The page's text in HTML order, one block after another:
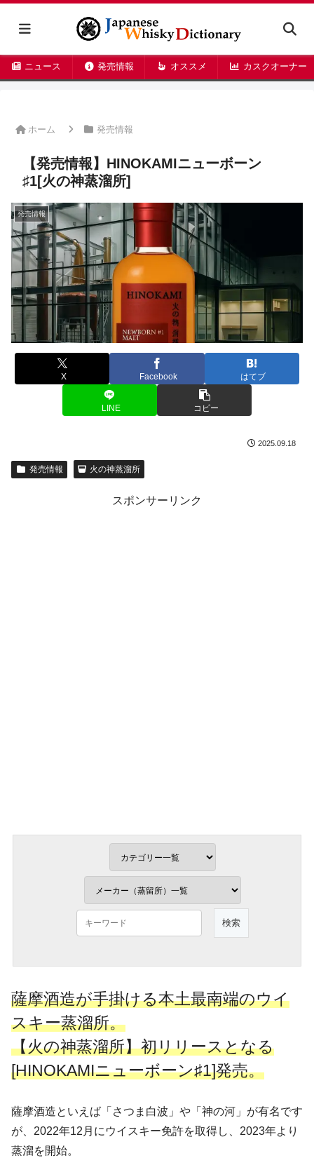
ニュース 発売情報 オススメ カスクオーナー
ホーム 発売情報
【発売情報】HINOKAMIニューボーン
♯1[火の神蒸溜所]
発売情報
X Facebook はてブ
LINE コピー
2025.09.18
発売情報 火の神蒸溜所
スポンサーリンク
薩摩酒造が手掛ける本土最南端のウイ
スキー蒸溜所。
【火の神蒸溜所】初リリースとなる
[HINOKAMIニューボーン♯1]発売。
薩摩酒造といえば「さつま白波」や「神の河」が有名です
が、2022年12月にウイスキー免許を取得し、2023年より
蒸溜を開始。